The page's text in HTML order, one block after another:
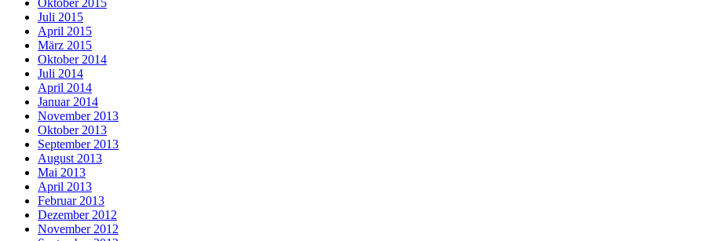
Oktober 2015
Juli 2015
April 2015
März 2015
Oktober 2014
Juli 2014
April 2014
Januar 2014
November 2013
Oktober 2013
September 2013
August 2013
Mai 2013
April 2013
Februar 2013
Dezember 2012
November 2012